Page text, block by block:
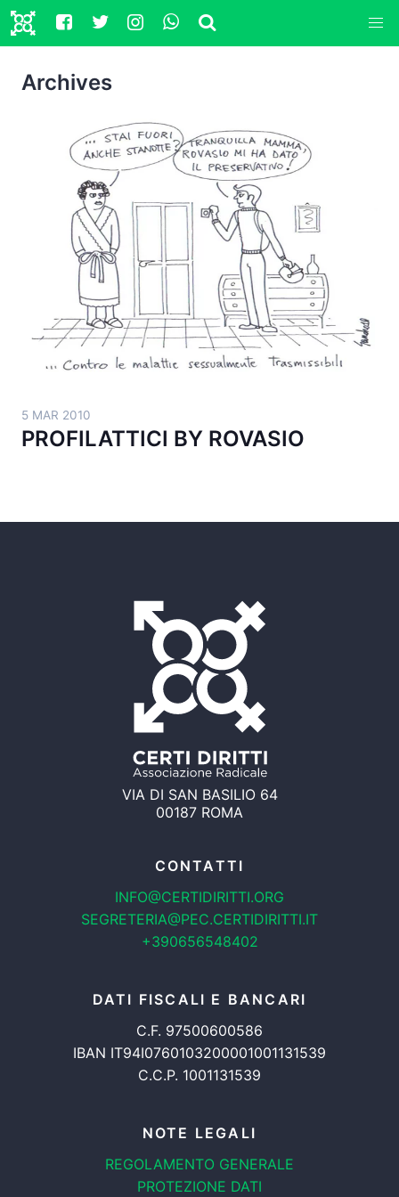
Archives
5 MAR 2010
PROFILATTICI BY ROVASIO
VIA DI SAN BASILIO 64
00187 ROMA
CONTATTI
INFO@CERTIDIRITTI.ORG
SEGRETERIA@PEC.CERTIDIRITTI.IT
+390656548402
DATI FISCALI E BANCARI
C.F. 97500600586
IBAN IT94I0760103200001001131539
C.C.P. 1001131539
NOTE LEGALI
REGOLAMENTO GENERALE
PROTEZIONE DATI